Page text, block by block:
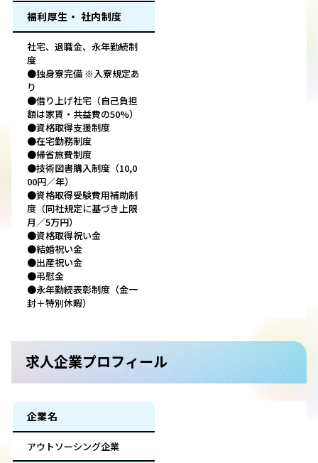
福利厚生・ 社内制度
社宅、退職金、永年勤続制
度
●独身寮完備 ※入寮規定あ
り
●借り上げ社宅（自己負担
額は家賃・共益費の50%）
●資格取得支援制度
●在宅勤務制度
●帰省旅費制度
●技術図書購入制度（10,0
00円／年）
●資格取得受験費用補助制
度（同社規定に基づき上限
月／5万円）
●資格取得祝い金
●結婚祝い金
●出産祝い金
●弔慰金
●永年勤続表彰制度（金一
封＋特別休暇）
求人企業プロフィール
企業名
アウトソーシング企業